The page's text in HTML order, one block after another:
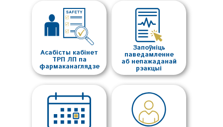
Асабісты кабінет
ТРП ЛП па
фармаканаглядзе
Запоўніць
паведамленне
аб непажаданай
рэакцыі